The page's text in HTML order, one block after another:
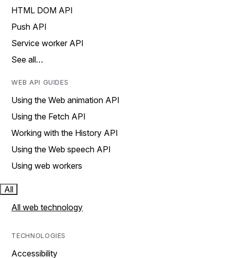
HTML DOM API
Push API
Service worker API
See all…
WEB API GUIDES
Using the Web animation API
Using the Fetch API
Working with the History API
Using the Web speech API
Using web workers
All
All web technology
TECHNOLOGIES
Accessibility